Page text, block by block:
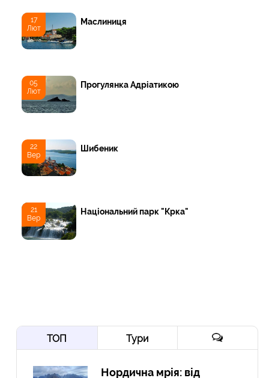
17
Лют
Маслиниця
05
Лют
Прогулянка Адріатикою
22
Вер
Шибеник
21
Вер
Національний парк "Крка"
ТОП Тури
Нордична мрія: від